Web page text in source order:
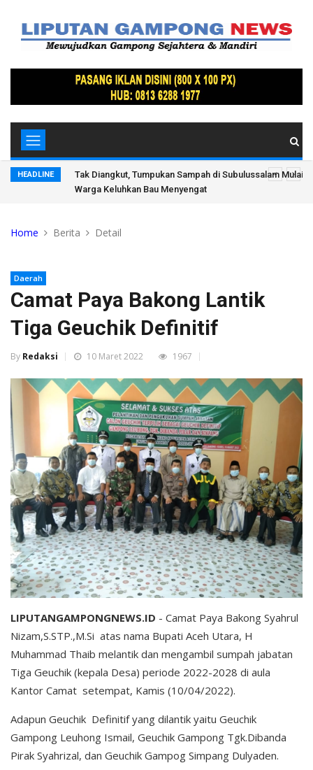
HEADLINE
Tak Diangkut, Tumpukan Sampah di Subulussalam Mulai
Warga Keluhkan Bau Menyengat
Home Berita Detail
Daerah
Camat Paya Bakong Lantik
Tiga Geuchik Definitif
By Redaksi 10 Maret 2022 1967
LIPUTANGAMPONGNEWS.ID - Camat Paya Bakong Syahrul
Nizam,S.STP.,M.Si atas nama Bupati Aceh Utara, H
Muhammad Thaib melantik dan mengambil sumpah jabatan
Tiga Geuchik (kepala Desa) periode 2022-2028 di aula
Kantor Camat setempat, Kamis (10/04/2022).
Adapun Geuchik Definitif yang dilantik yaitu Geuchik
Gampong Leuhong Ismail, Geuchik Gampong Tgk.Dibanda
Pirak Syahrizal, dan Geuchik Gampog Simpang Dulyaden.